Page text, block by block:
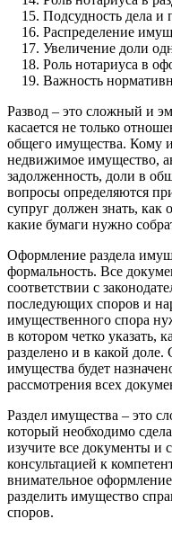
Подсудность дела и
Распределение
Увеличение доли
Роль нотариуса в
Важность
Развод – это сложный и
касается не только
общего имущества. Кому
недвижимое имущество,
задолженность, доли в
вопросы определяются
супруг должен знать, как
какие бумаги нужно
Оформление раздела
формальность. Все
соответствии с
последующих споров и
имущественного спора
в котором четко указать,
разделено и в какой
имущества будет
рассмотрения всех
Раздел имущества – это
который необходимо
изучите все документы и
консультацией к
внимательное
разделить имущество
споров.